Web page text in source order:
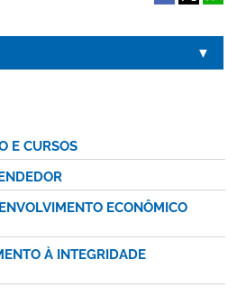
E CURSOS
ECONÔMICO
À INTEGRIDADE